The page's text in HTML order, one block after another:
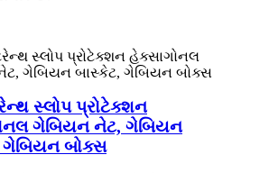
સ્લોપ પ્રોટેક્શન
ગેબિયન નેટ, ગેબિયન
ગેબિયન બોક્સ